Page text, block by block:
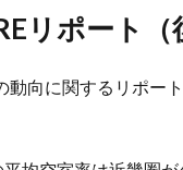
リポート（
動向に関するリポー